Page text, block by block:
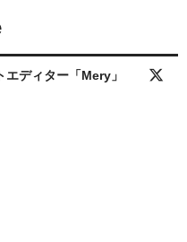
エディター「Mery」